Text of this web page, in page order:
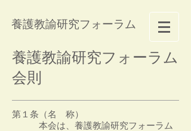
養護教諭研究フォーラム
養護教諭研究フォーラム
会則
第１条（名 称）
本会は、養護教諭研究フォーラム